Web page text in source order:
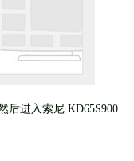
后进入索尼 KD65S900